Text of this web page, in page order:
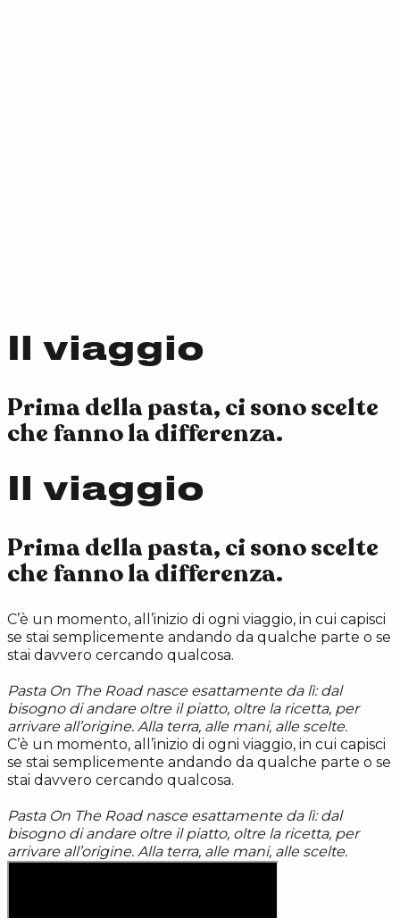
Il viaggio
Prima della pasta, ci sono scelte
che fanno la differenza.
Il viaggio
Prima della pasta, ci sono scelte
che fanno la differenza.
C’è un momento, all’inizio di ogni viaggio, in cui capisci
se stai semplicemente andando da qualche parte o se
stai davvero cercando qualcosa.
Pasta On The Road nasce esattamente da lì: dal
bisogno di andare oltre il piatto, oltre la ricetta, per
arrivare all’origine. Alla terra, alle mani, alle scelte.
C’è un momento, all’inizio di ogni viaggio, in cui capisci
se stai semplicemente andando da qualche parte o se
stai davvero cercando qualcosa.
Pasta On The Road nasce esattamente da lì: dal
bisogno di andare oltre il piatto, oltre la ricetta, per
arrivare all’origine. Alla terra, alle mani, alle scelte.